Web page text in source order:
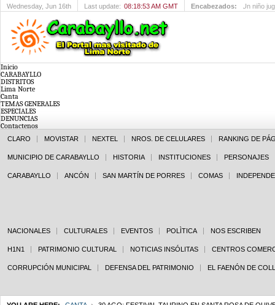
Wednesday, Jun 16th Last update: 08:18:53 AM GMT Encabezados: Feria: Un
Inicio
CARABAYLLO
DISTRITOS
Lima Norte
Canta
TEMAS GENERALES
ESPECIALES
DENUNCIAS
Contactenos
CLARO MOVISTAR NEXTEL NROS. DE CELULARES RANKING DE
MUNICIPIO DE CARABAYLLO HISTORIA INSTITUCIONES PERSONAJES
CARABAYLLO ANCÓN SAN MARTÍN DE PORRES COMAS
NACIONALES CULTURALES EVENTOS POLÌTICA NOS ESCRIBEN
H1N1 PATRIMONIO CULTURAL NOTICIAS INSÓLITAS CENTROS
CORRUPCIÓN MUNICIPAL DEFENSA DEL PATRIMONIO EL FAENÓN DE